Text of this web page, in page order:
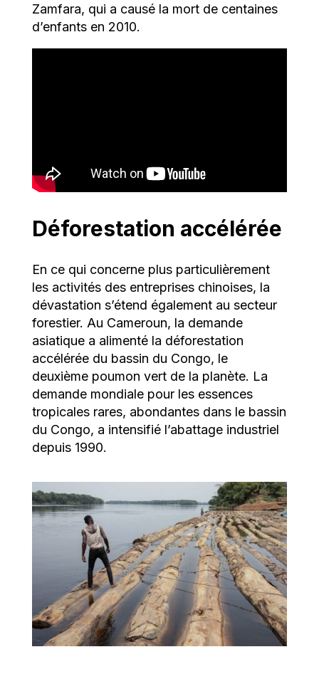
Zamfara, qui a causé la mort de centaines
d’enfants en 2010.
Déforestation accélérée
En ce qui concerne plus particulièrement
les activités des entreprises chinoises, la
dévastation s’étend également au secteur
forestier. Au Cameroun, la demande
asiatique a alimenté la déforestation
accélérée du bassin du Congo, le
deuxième poumon vert de la planète. La
demande mondiale pour les essences
tropicales rares, abondantes dans le bassin
du Congo, a intensifié l’abattage industriel
depuis 1990.